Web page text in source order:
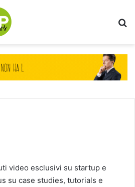
video esclusivi su startup e
su case studies, tutorials e